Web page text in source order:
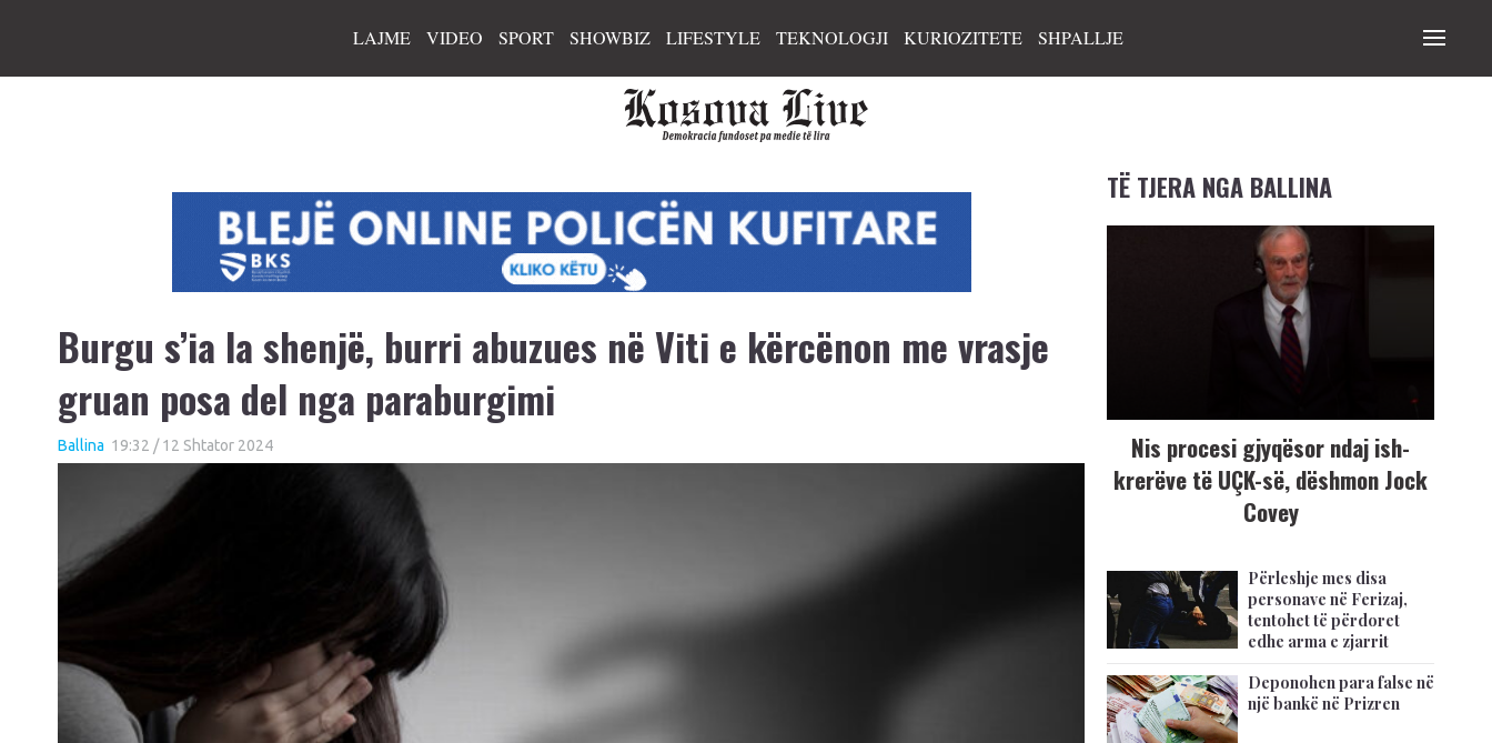
LAJME VIDEO SPORT SHOWBIZ LIFESTYLE TEKNOLOGJI KURIOZITETE SHPALLJE
Burgu s’ia la shenjë, burri abuzues në Viti e kërcënon me vrasje
gruan posa del nga paraburgimi
Ballina 19:32 / 12 Shtator 2024
TË TJERA NGA BALLINA
Nis procesi gjyqësor ndaj ish-
krerëve të UÇK-së, dëshmon Jock
Covey
Përleshje mes disa
personave në Ferizaj,
tentohet të përdoret
edhe arma e zjarrit
Deponohen para false në
një bankë në Prizren